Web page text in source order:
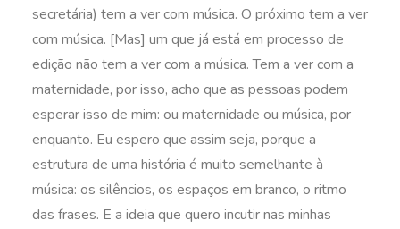
secretária) tem a ver com música. O próximo tem a ver
com música. [Mas] um que já está em processo de
edição não tem a ver com a música. Tem a ver com a
maternidade, por isso, acho que as pessoas podem
esperar isso de mim: ou maternidade ou música, por
enquanto. Eu espero que assim seja, porque a
estrutura de uma história é muito semelhante à
música: os silêncios, os espaços em branco, o ritmo
das frases. E a ideia que quero incutir nas minhas